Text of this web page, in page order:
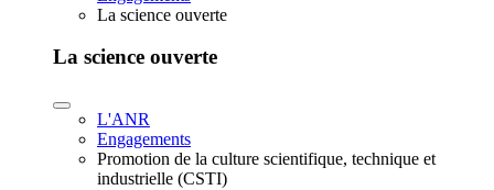
La science ouverte
La science ouverte
L'ANR
Engagements
Promotion de la culture scientifique, technique et
industrielle (CSTI)